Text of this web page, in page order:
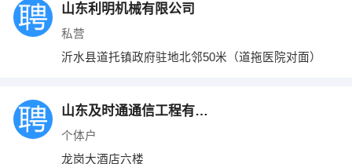
山东利明机械有限公司
私营
沂水县道托镇政府驻地北邻50米（道拖医院对面）
山东及时通通信工程有限公司
个体户
龙岗大酒店六楼